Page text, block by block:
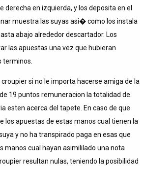
derecha en izquierda, y los deposita en el
muestra las suyas asi� como los instala
abajo alrededor descartador. Los
las apuestas una vez que hubieran
terminos.
croupier si no le importa hacerse amiga de la
19 puntos remuneracion la totalidad de
esten acerca del tapete. En caso de que
los apuestas de estas manos cual tienen la
y no ha transpirado paga en esas que
manos cual hayan asimililado una nota
resultan nulas, teniendo la posibilidad